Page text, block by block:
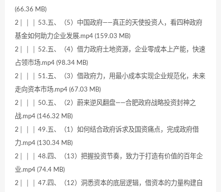
(66.36 MB)
2│ │ │ 53.五、（5）中国政府——真正的天使投资人，看四种政府
基金如何助力企业发展.mp4 (159.03 MB)
2│ │ │ 52.五、（4）借力政府土地资源，企业零成本上产能，快速
占领市场.mp4 (98.34 MB)
2│ │ │ 51.五、（3）借政府力，用最小成本实现企业规范化，未来
走向资本市场.mp4 (67.03 MB)
2│ │ │ 50.五、（2）蔚来逆风翻盘——合肥政府战略投资封神之
战.mp4 (146.32 MB)
2│ │ │ 49.五、（1）如何结合政府诉求及国资痛点，完成政府借
力.mp4 (130.34 MB)
2│ │ │ 48.四、（13）把握投资节奏，致力于打造有价值的百年企
业.mp4 (74.4 MB)
2│ │ │ 47.四、（12）洞悉资本的底层逻辑，借资本的力量构建自